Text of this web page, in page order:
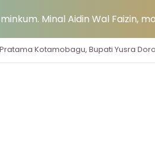
Minal Aidin Wal Faizin,